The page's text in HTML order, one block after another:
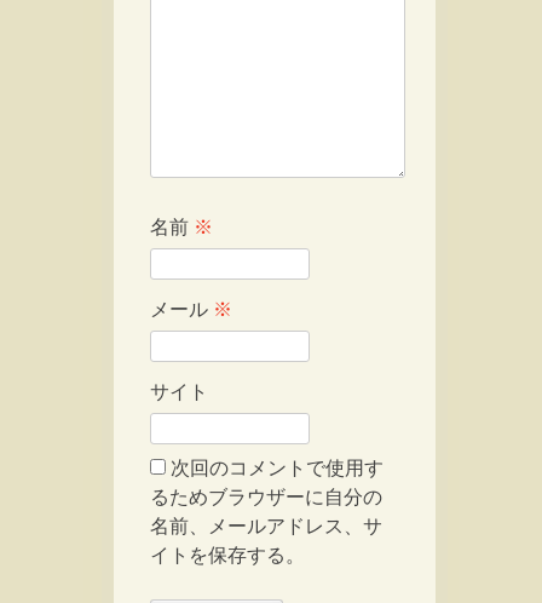
名前 ※
メール ※
サイト
次回のコメントで使用す
るためブラウザーに自分の
名前、メールアドレス、サ
イトを保存する。